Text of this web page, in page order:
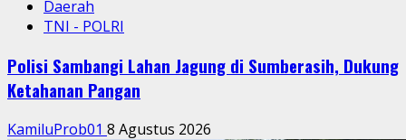
Daerah
TNI - POLRI
Polisi Sambangi Lahan Jagung di Sumberasih, Dukung
Ketahanan Pangan
KamiluProb01 8 Agustus 2026